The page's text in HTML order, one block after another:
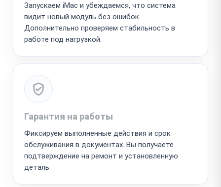
Запускаем iMac и убеждаемся, что система
видит новый модуль без ошибок.
Дополнительно проверяем стабильность в
работе под нагрузкой.
Гарантия на работы
Фиксируем выполненные действия и срок
обслуживания в документах. Вы получаете
подтверждение на ремонт и установленную
деталь.